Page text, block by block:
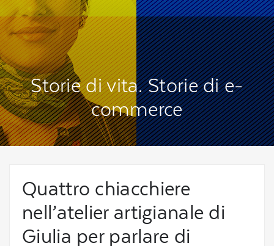
Storie di vita. Storie di e-
commerce
Quattro chiacchiere
nell’atelier artigianale di
Giulia per parlare di